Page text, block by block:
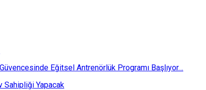
Eğitsel Antrenörlük Programı Başlıyor…
Sahipliği Yapacak